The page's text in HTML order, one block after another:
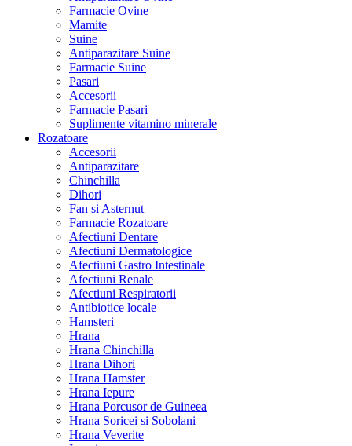
Farmacie Ovine
Mamite
Suine
Antiparazitare Suine
Farmacie Suine
Pasari
Accesorii
Farmacie Pasari
Suplimente vitamino minerale
Rozatoare
Accesorii
Antiparazitare
Chinchilla
Dihori
Fan si Asternut
Farmacie Rozatoare
Afectiuni Dentare
Afectiuni Dermatologice
Afectiuni Gastro Intestinale
Afectiuni Renale
Afectiuni Respiratorii
Antibiotice locale
Hamsteri
Hrana
Hrana Chinchilla
Hrana Dihori
Hrana Hamster
Hrana Iepure
Hrana Porcusor de Guineea
Hrana Soricei si Sobolani
Hrana Veverite